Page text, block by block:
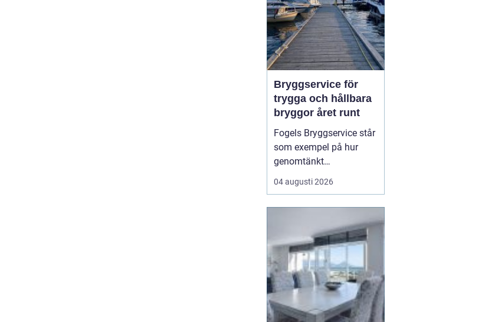
Bryggservice för
trygga och hållbara
bryggor året runt
Fogels Bryggservice står
som exempel på hur
genomtänkt
bryggservice kan
förvandla en brygga från
lösning för både båtliv
och bad. Bryggserv...
04 augusti 2026